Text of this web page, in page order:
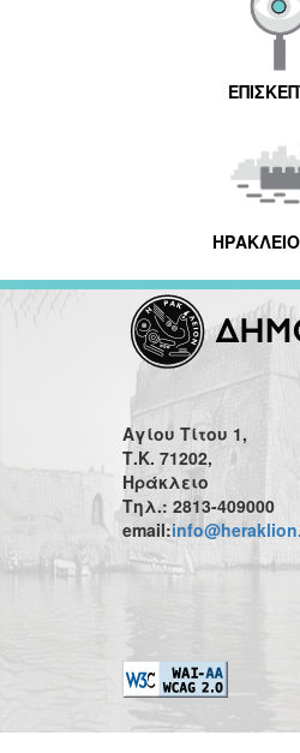
ΗΡΑΚΛΕΙΟ
Αγίου Τίτου 1,
Τ.Κ. 71202,
Ηράκλειο
Τηλ.: 2813-409000
email: